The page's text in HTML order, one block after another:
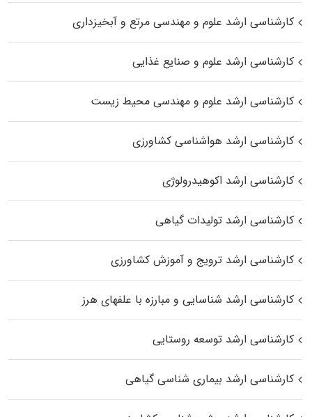
کارشناسی ارشد علوم و مهندسی مرتع و آبخیزداری
کارشناسی ارشد علوم و صنایع غذایی
کارشناسی ارشد علوم و مهندسی محیط زیست
کارشناسی ارشد هواشناسی کشاورزی
کارشناسی ارشد اکوهیدرولوژی
کارشناسی ارشد تولیدات گیاهی
کارشناسی ارشد ترویج و آموزش کشاورزی
کارشناسی ارشد شناسایی و مبارزه با علفهای هرز
کارشناسی ارشد توسعه روستایی
کارشناسی ارشد بیماری‌ شناسی گیاهی